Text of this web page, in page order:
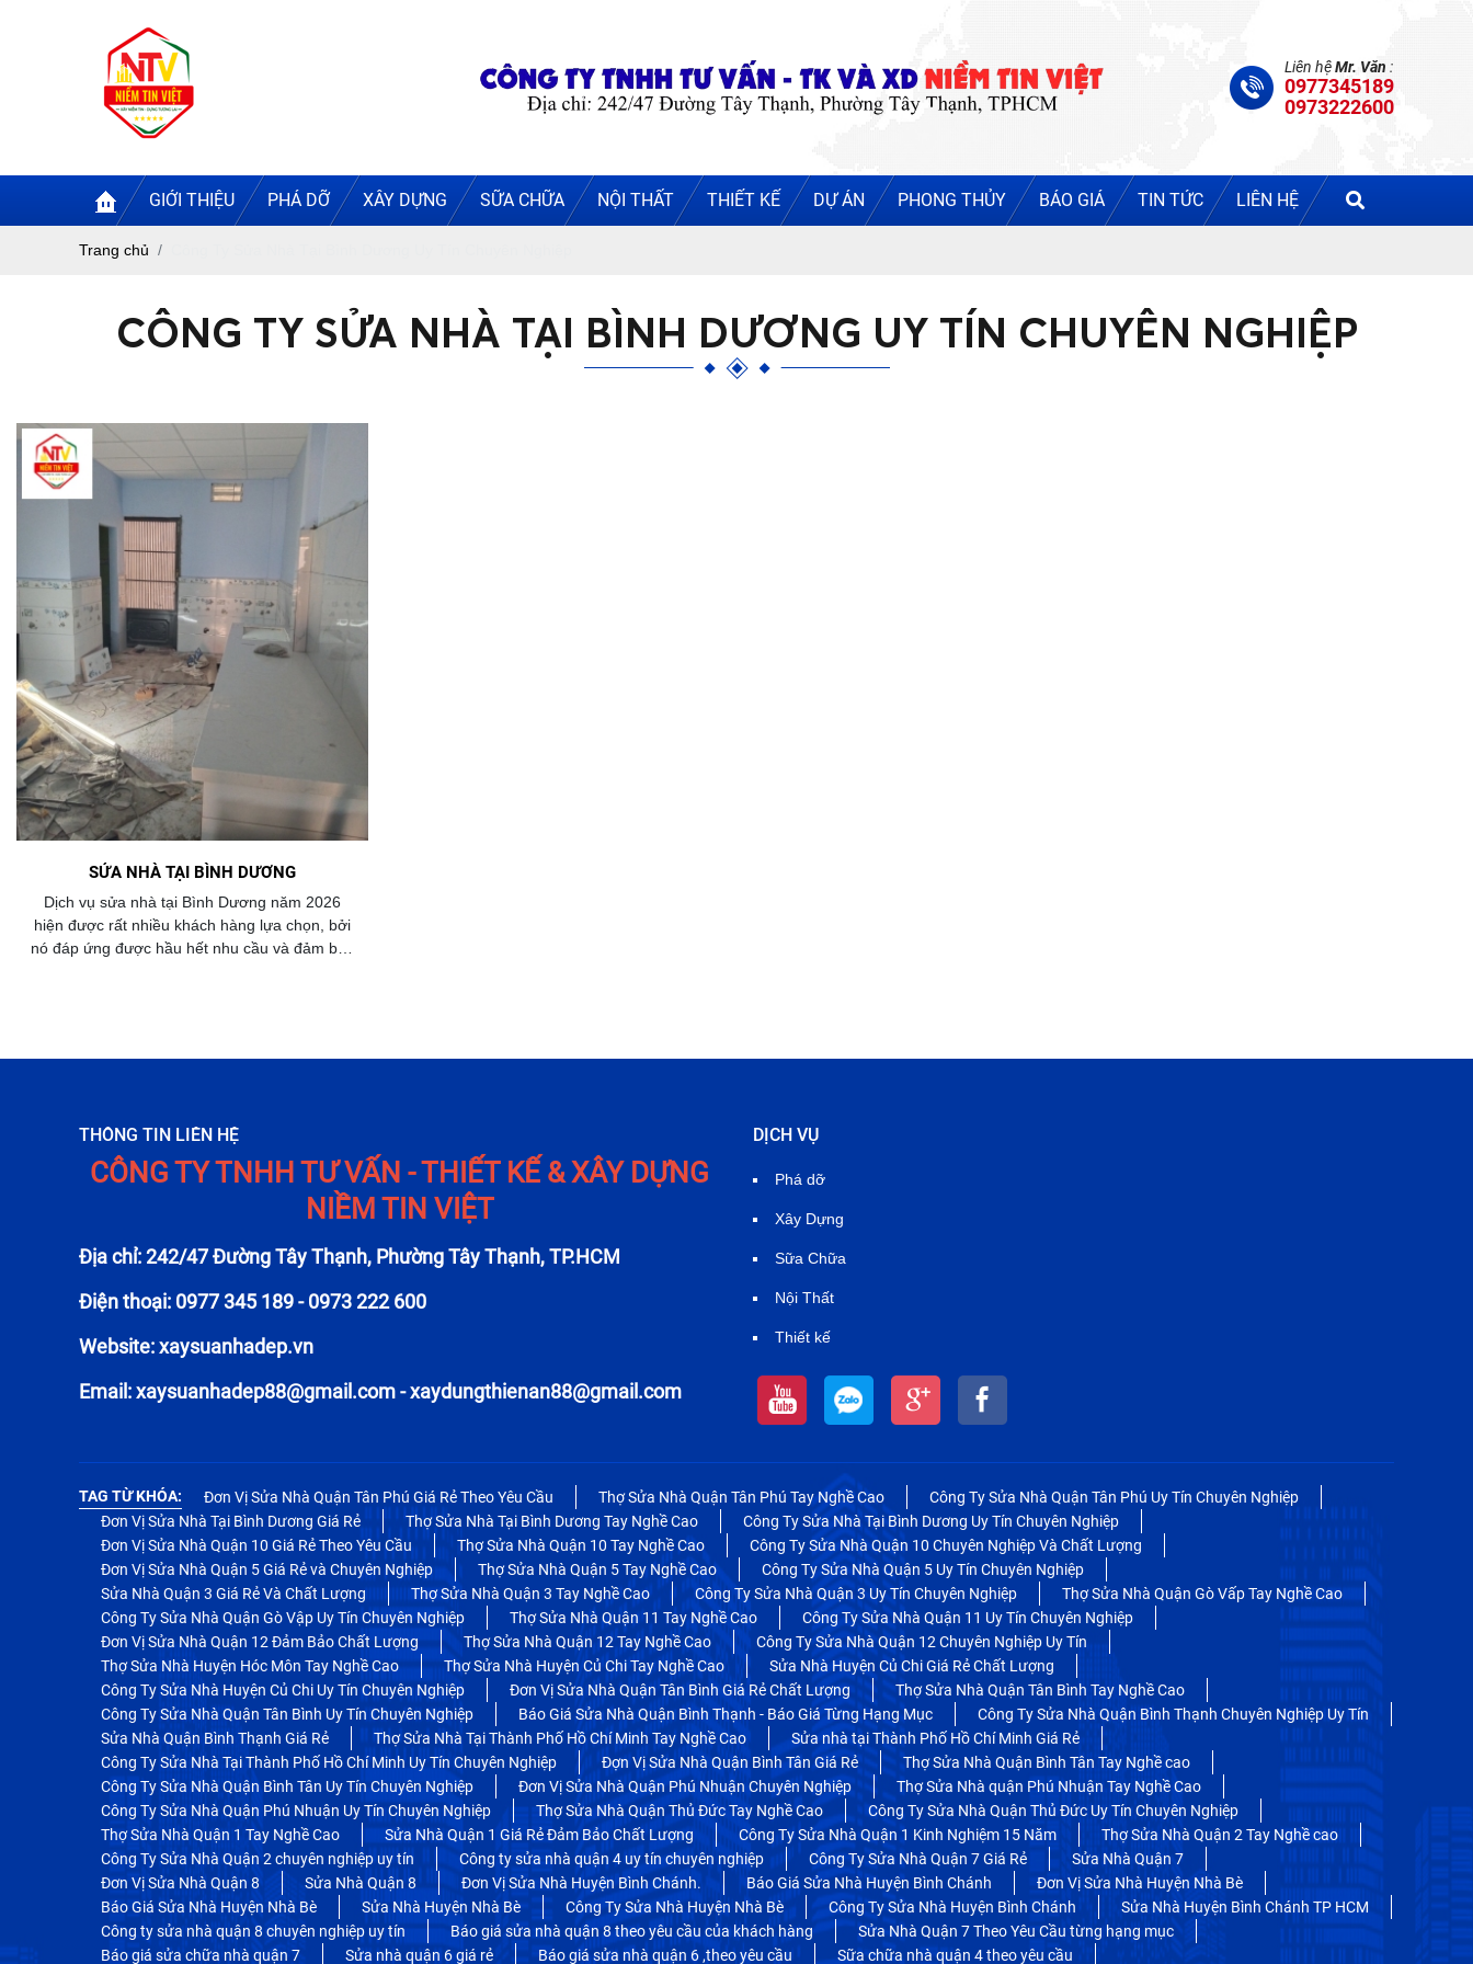
Liên hệMr. Văn :
0977345189
0973222600
GIỚI THIỆU PHÁ DỠ XÂY DỰNG SỮA CHỮA NỘI THẤT THIẾT KẾ DỰ ÁN PHONG THỦY BÁO GIÁ TIN TỨC LIÊN HỆ
Trang chủ
CÔNG TY SỬA NHÀ TẠI BÌNH DƯƠNG UY TÍN CHUYÊN NGHIỆP
SỬA NHÀ TẠI BÌNH DƯƠNG
Dịch vụ sửa nhà tại Bình Dương năm 2026
hiện được rất nhiều khách hàng lựa chọn, bởi
nó đáp ứng được hầu hết nhu cầu và đảm bảo
THÔNG TIN LIÊN HỆ
CÔNG TY TNHH TƯ VẤN - THIẾT KẾ & XÂY DỰNG
NIỀM TIN VIỆT
Địa chỉ: 242/47 Đường Tây Thạnh, Phường Tây Thạnh, TP.HCM
Điện thoại: 0977 345 189 - 0973 222 600
Website: xaysuanhadep.vn
Email:xaysuanhadep88@gmail.com-xaydungthienan88@gmail.com
DỊCH VỤ
Phá dỡ
Xây Dựng
Sữa Chữa
Nội Thất
Thiết kế
TAG TỪ KHÓA: Đơn Vị Sửa Nhà Quận Tân Phú Giá Rẻ Theo Yêu Cầu Thợ Sửa Nhà Quận Tân Phú Tay Nghề Cao
Công Ty Sửa Nhà Quận Tân Phú Uy Tín Chuyên Nghiệp
Đơn Vị Sửa Nhà Tại Bình Dương Giá Rẻ
Thợ Sửa Nhà Tại Bình Dương Tay Nghề Cao
Công Ty Sửa Nhà Tại Bình Dương Uy Tín Chuyên Nghiệp
Đơn Vị Sửa Nhà Quận 10 Giá Rẻ Theo Yêu Cầu
Thợ Sửa Nhà Quận 10 Tay Nghề Cao
Công Ty Sửa Nhà Quận 10 Chuyên Nghiệp Và Chất Lượng
Đơn Vị Sửa Nhà Quận 5 Giá Rẻ và Chuyên Nghiệp
Thợ Sửa Nhà Quận 5 Tay Nghề Cao
Công Ty Sửa Nhà Quận 5 Uy Tín Chuyên Nghiệp
Sửa Nhà Quận 3 Giá Rẻ Và Chất Lượng
Thợ Sửa Nhà Quận 3 Tay Nghề Cao Công Ty Sửa Nhà Quận 3 Uy Tín Chuyên Nghiệp
Thợ Sửa Nhà Quận Gò Vấp Tay Nghề Cao
Công Ty Sửa Nhà Quận Gò Vập Uy Tín Chuyên Nghiệp
Thợ Sửa Nhà Quận 11 Tay Nghề Cao
Công Ty Sửa Nhà Quận 11 Uy Tín Chuyên Nghiệp
Đơn Vị Sửa Nhà Quận 12 Đảm Bảo Chất Lượng
Thợ Sửa Nhà Quận 12 Tay Nghề Cao
Công Ty Sửa Nhà Quận 12 Chuyên Nghiệp Uy Tín
Thợ Sửa Nhà Huyện Hóc Môn Tay Nghề Cao
Thợ Sửa Nhà Huyện Củ Chi Tay Nghề Cao
Sửa Nhà Huyện Củ Chi Giá Rẻ Chất Lượng
Công Ty Sửa Nhà Huyện Củ Chi Uy Tín Chuyên Nghiệp
Đơn Vị Sửa Nhà Quận Tân Bình Giá Rẻ Chất Lượng
Thợ Sửa Nhà Quận Tân Bình Tay Nghề Cao
Công Ty Sửa Nhà Quận Tân Bình Uy Tín Chuyên Nghiệp
Báo Giá Sửa Nhà Quận Bình Thạnh - Báo Giá Từng Hạng Mục
Công Ty Sửa Nhà Quận Bình Thạnh Chuyên Nghiệp Uy Tín
Sửa Nhà Quận Bình Thạnh Giá Rẻ
Thợ Sửa Nhà Tại Thành Phố Hồ Chí Minh Tay Nghề Cao
Sửa nhà tại Thành Phố Hồ Chí Minh Giá Rẻ
Công Ty Sửa Nhà Tại Thành Phố Hồ Chí Minh Uy Tín Chuyên Nghiệp
Đợn Vị Sửa Nhà Quận Bình Tân Giá Rẻ
Thợ Sửa Nhà Quận Bình Tân Tay Nghề cao
Công Ty Sửa Nhà Quận Bình Tân Uy Tín Chuyên Nghiệp
Đơn Vị Sửa Nhà Quận Phú Nhuận Chuyên Nghiệp
Thợ Sửa Nhà quận Phú Nhuận Tay Nghề Cao
Công Ty Sửa Nhà Quận Phú Nhuận Uy Tín Chuyên Nghiệp
Thợ Sửa Nhà Quận Thủ Đức Tay Nghề Cao
Công Ty Sửa Nhà Quận Thủ Đức Uy Tín Chuyên Nghiệp
Thợ Sửa Nhà Quận 1 Tay Nghề Cao
Sửa Nhà Quận 1 Giá Rẻ Đảm Bảo Chất Lượng Công Ty Sửa Nhà Quận 1 Kinh Nghiệm 15 Năm
Thợ Sửa Nhà Quận 2 Tay Nghề cao
Công Ty Sửa Nhà Quận 2 chuyên nghiệp uy tín
Công ty sửa nhà quận 4 uy tín chuyên nghiệp Công Ty Sửa Nhà Quận 7 Giá Rẻ
Sửa Nhà Quận 7
Đơn Vị Sửa Nhà Quận 8
Sửa Nhà Quận 8 Đơn Vị Sửa Nhà Huyện Bình Chánh. Báo Giá Sửa Nhà Huyện Bình Chánh
Đơn Vị Sửa Nhà Huyện Nhà Bè
Báo Giá Sửa Nhà Huyện Nhà Bè
Sửa Nhà Huyện Nhà Bè Công Ty Sửa Nhà Huyện Nhà Bè Công Ty Sửa Nhà Huyện Bình Chánh
Sửa Nhà Huyện Bình Chánh TP HCM
Công ty sửa nhà quận 8 chuyên nghiệp uy tín
Báo giá sửa nhà quận 8 theo yêu cầu của khách hàng
Sửa Nhà Quận 7 Theo Yêu Cầu từng hạng mục
Báo giá sửa chữa nhà quận 7
Sửa nhà quận 6 giá rẻ Báo giá sửa nhà quận 6 ,theo yêu cầu Sữa chữa nhà quận 4 theo yêu cầu